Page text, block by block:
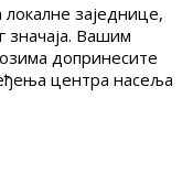
заједнице,
значаја. Вашим
допринесите
центра насеља